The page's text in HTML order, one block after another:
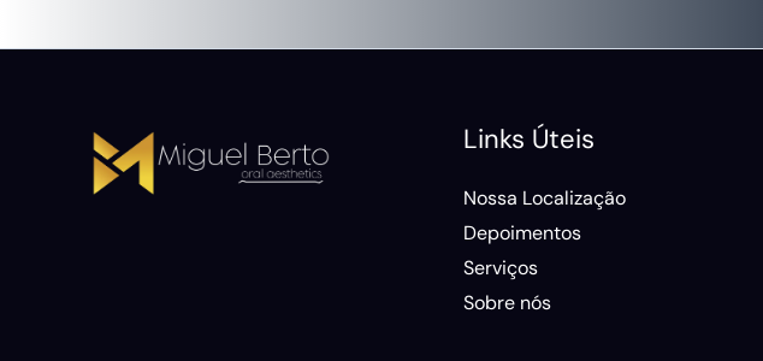
Links Úteis
Nossa Localização
Depoimentos
Serviços
Sobre nós